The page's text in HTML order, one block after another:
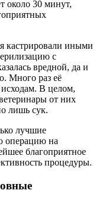
около 30 минут,
кастрировали иными
с
вредной, да и
Много раз её
В целом,
от них
лишь сук.
лучшие
операцию на
благоприятное
процедуры.